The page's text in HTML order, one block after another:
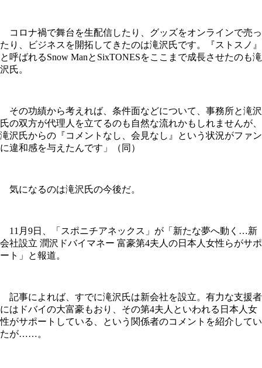
コロナ禍で舞台を生配信したり、グッズをオンラインで売っ
たり、ビジネスを開拓してきたのは滝沢氏です。『ストスノ』
と呼ばれるSnow ManとSixTONESをここまで成長させたのも滝
沢氏。
その功績から考えれば、条件面などについて、事務所と滝沢
氏の双方が代理人を立てるのも自然な流れかもしれませんが、
滝沢氏からの『コメントなし、会見なし』という状況がファン
に違和感を与えたんです」（同）
気になるのは滝沢氏の今後だ。
11月9日、「スポニチアネックス」が「新たな夢へ動く…新
会社設立 潤沢ドバイマネー 富豪第4夫人の日本人女性らがサポ
ート」と報道。
記事によれば、すでに滝沢氏は新会社を設立。有力な支援者
にはドバイの大富豪もおり、その第4夫人といわれる日本人女
性がサポートしている、という関係者のコメントを紹介してい
たが……。